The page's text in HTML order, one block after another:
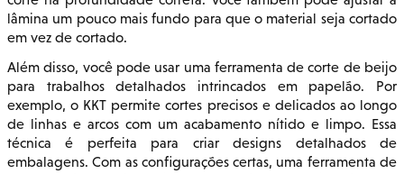
lâmina um pouco mais fundo para que o material seja cortado
em vez de cortado.
Além disso, você pode usar uma ferramenta de corte de beijo
para trabalhos detalhados intrincados em papelão. Por
exemplo, o KKT permite cortes precisos e delicados ao longo
de linhas e arcos com um acabamento nítido e limpo. Essa
técnica é perfeita para criar designs detalhados de
embalagens. Com as configurações certas, uma ferramenta de